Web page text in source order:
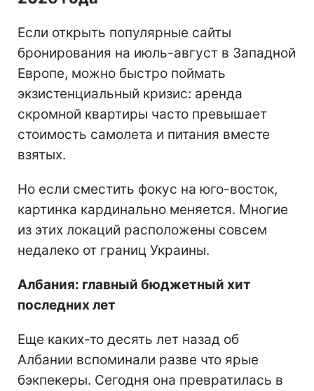
Если открыть популярные сайты
бронирования на июль-август в Западной
Европе, можно быстро поймать
экзистенциальный кризис: аренда
скромной квартиры часто превышает
стоимость самолета и питания вместе
взятых.
Но если сместить фокус на юго-восток,
картинка кардинально меняется. Многие
из этих локаций расположены совсем
недалеко от границ Украины.
Албания: главный бюджетный хит
последних лет
Еще каких-то десять лет назад об
Албании вспоминали разве что ярые
бэкпекеры. Сегодня она превратилась в